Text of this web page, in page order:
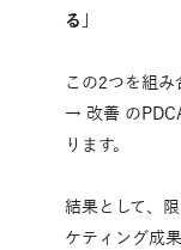
る」
この2つを組
→ 改善 の
ります。
結果として、
ケティング成